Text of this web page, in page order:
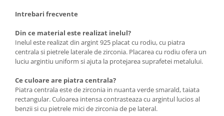
Intrebari frecvente
Din ce material este realizat inelul?
Inelul este realizat din argint 925 placat cu rodiu, cu piatra
centrala si pietrele laterale de zirconia. Placarea cu rodiu ofera un
luciu argintiu uniform si ajuta la protejarea suprafetei metalului.
Ce culoare are piatra centrala?
Piatra centrala este de zirconia in nuanta verde smarald, taiata
rectangular. Culoarea intensa contrasteaza cu argintul lucios al
benzii si cu pietrele mici de zirconia de pe lateral.